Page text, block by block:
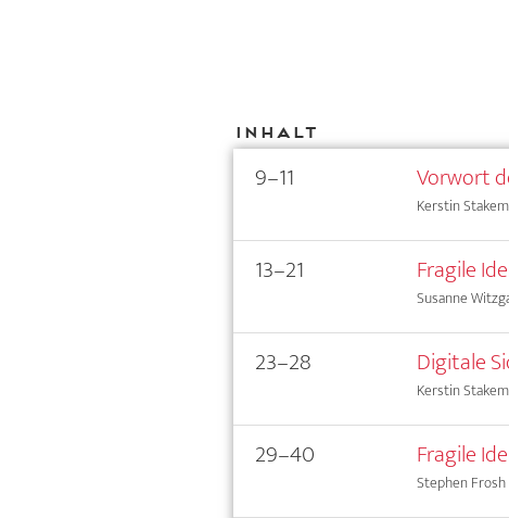
Inhalt
9–11 Vorwort
Kerstin
13–21 Fragile
Susanne
23–28 Digitale
Kerstin
29–40 Fragile
Stephen Frosh